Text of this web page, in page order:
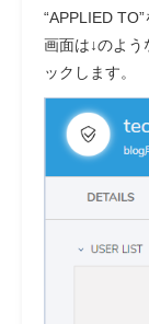
“APPLIED
画面は↓のよう
ックします。